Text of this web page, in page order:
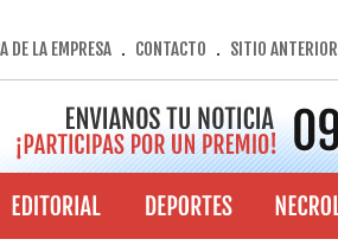
DE LA EMPRESA. CONTACTO . SITIO ANTERIOR